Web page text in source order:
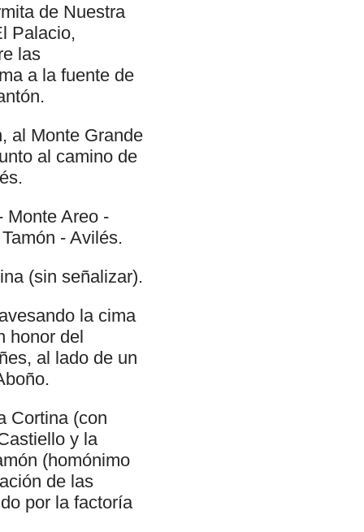
de Nuestra
Palacio,
las
a la fuente de
al Monte Grande
al camino de
Monte Areo -
- Avilés.
(sin señalizar).
la cima
honor del
al lado de un
Cortina (con
y la
(homónimo
de las
por la factoría